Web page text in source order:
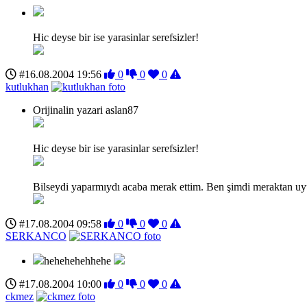
Hic deyse bir ise yarasinlar serefsizler!
#16.08.2004 19:56 0 0
0
kutlukhan
Orijinalin yazari aslan87
Hic deyse bir ise yarasinlar serefsizler!
Bilseydi yaparmıydı acaba merak ettim. Ben şimdi meraktan
#17.08.2004 09:58 0 0
0
SERKANCO
hehehehehhehe
#17.08.2004 10:00
0 0
0
ckmez